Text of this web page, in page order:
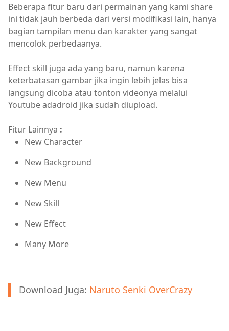
Beberapa fitur baru dari permainan yang kami share
ini tidak jauh berbeda dari versi modifikasi lain, hanya
bagian tampilan menu dan karakter yang sangat
mencolok perbedaanya.
Effect skill juga ada yang baru, namun karena
keterbatasan gambar jika ingin lebih jelas bisa
langsung dicoba atau tonton videonya melalui
Youtube adadroid jika sudah diupload.
Fitur Lainnya :
New Character
New Background
New Menu
New Skill
New Effect
Many More
Download Juga: Naruto Senki OverCrazy